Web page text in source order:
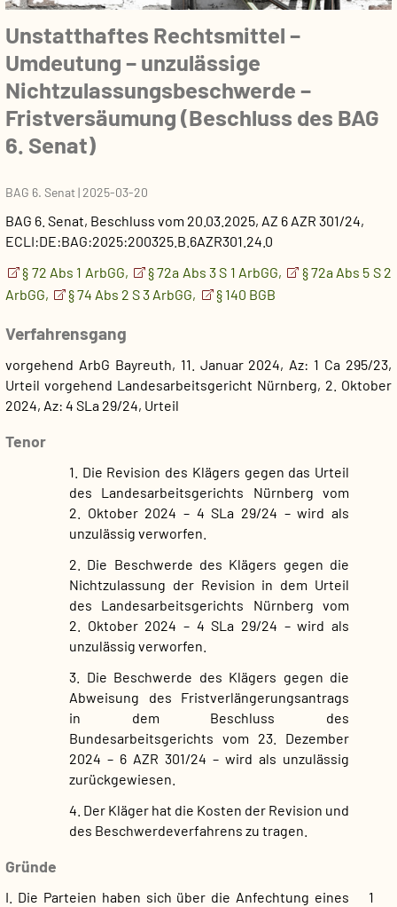
Unstatthaftes Rechtsmittel –
Umdeutung – unzulässige
Nichtzulassungsbeschwerde –
Fristversäumung (Beschluss des BAG
6. Senat)
BAG 6. Senat|2025-03-20
BAG 6. Senat, Beschluss vom 20.03.2025, AZ 6 AZR 301/24,
ECLI:DE:BAG:2025:200325.B.6AZR301.24.0
§ 72 Abs 1 ArbGG,
§ 72a Abs 3 S 1 ArbGG,
§ 72a Abs 5 S 2
ArbGG,
§ 74 Abs 2 S 3 ArbGG, § 140 BGB
Verfahrensgang
vorgehend ArbG Bayreuth, 11. Januar 2024, Az: 1 Ca 295/23,
Urteil vorgehend Landesarbeitsgericht Nürnberg, 2. Oktober
2024, Az: 4 SLa 29/24, Urteil
Tenor
1. Die Revision des Klägers gegen das Urteil
des Landesarbeitsgerichts Nürnberg vom
2. Oktober 2024 – 4 SLa 29/24 – wird als
unzulässig verworfen.
2. Die Beschwerde des Klägers gegen die
Nichtzulassung der Revision in dem Urteil
des Landesarbeitsgerichts Nürnberg vom
2. Oktober 2024 – 4 SLa 29/24 – wird als
unzulässig verworfen.
3. Die Beschwerde des Klägers gegen die
Abweisung des Fristverlängerungsantrags
in dem Beschluss des
Bundesarbeitsgerichts vom 23. Dezember
2024 – 6 AZR 301/24 – wird als unzulässig
zurückgewiesen.
4. Der Kläger hat die Kosten der Revision und
des Beschwerdeverfahrens zu tragen.
Gründe
1
I. Die Parteien haben sich über die Anfechtung eines